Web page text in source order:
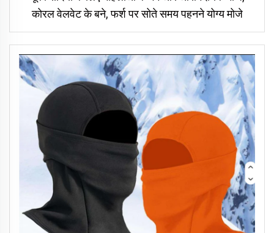
कोरल वेलवेट के बने, फर्श पर सोते समय पहनने योग्य मोजे